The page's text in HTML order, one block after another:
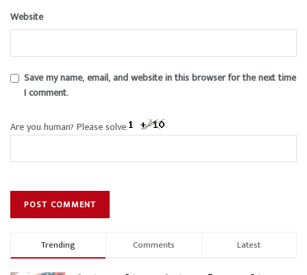
Website
Save my name, email, and website in this browser for the next time
I comment.
Are you human? Please solve:
Trending Comments Latest